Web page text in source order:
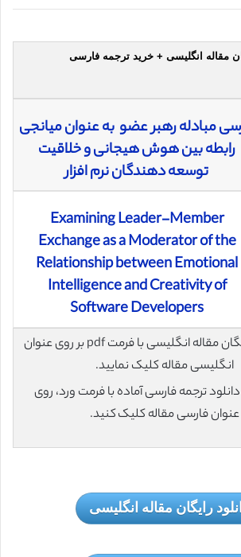
مقاله انگلیسی + خرید ترجمه فارسی
مبادله رهبر عضو به عنوان میانجی
رابطه بین هوش هیجانی و خلاقیت
توسعه دهندگان نرم افزار
Examining Leader-Member
Exchange as a Moderator of the
Relationship between Emotional
Intelligence and Creativity of
Software Developers
برای دانلود رایگان مقاله انگلیسی با فرمت pdf بر روی عنوان
انگلیسی مقاله کلیک نمایید.
ترجمه فارسی آماده با فرمت ورد، روی
عنوان فارسی مقاله کلیک کنید.
رایگان مقاله انگلیسی